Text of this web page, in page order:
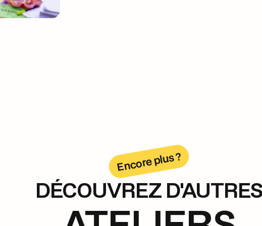
Encore plus ?
DÉCOUVREZ